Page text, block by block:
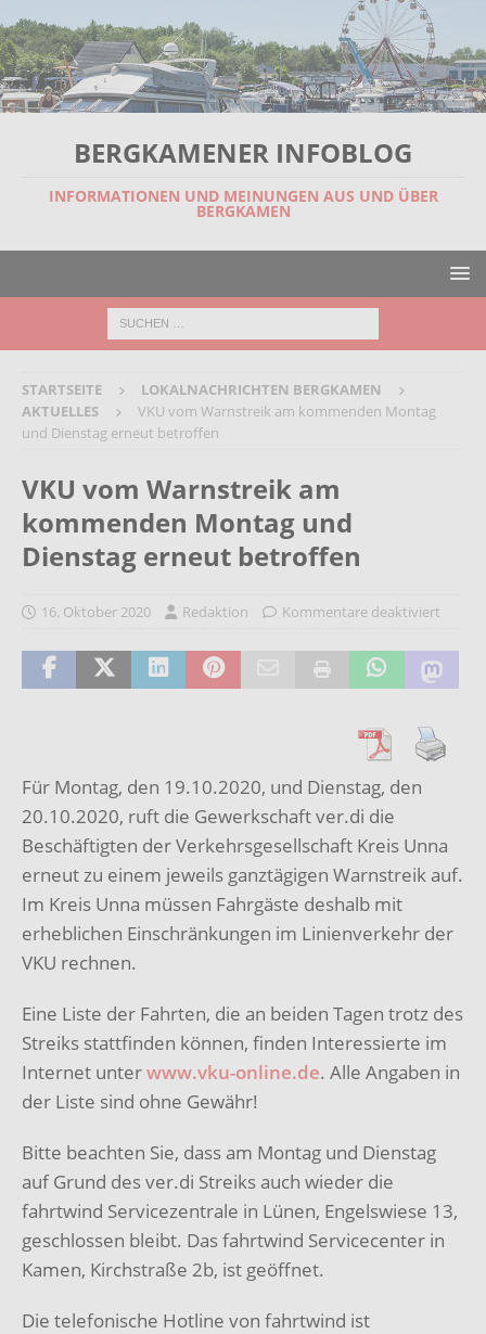
BERGKAMENER INFOBLOG
INFORMATIONEN UND MEINUNGEN AUS UND ÜBER
BERGKAMEN
STARTSEITE
LOKALNACHRICHTEN BERGKAMEN
AKTUELLES
VKU vom Warnstreik am kommenden Montag
und Dienstag erneut betroffen
VKU vom Warnstreik am
kommenden Montag und
Dienstag erneut betroffen
16. Oktober 2020 Redaktion Kommentare deaktiviert
Für Montag, den 19.10.2020, und Dienstag, den
20.10.2020, ruft die Gewerkschaft ver.di die
Beschäftigten der Verkehrsgesellschaft Kreis Unna
erneut zu einem jeweils ganztägigen Warnstreik auf.
Im Kreis Unna müssen Fahrgäste deshalb mit
erheblichen Einschränkungen im Linienverkehr der
VKU rechnen.
Eine Liste der Fahrten, die an beiden Tagen trotz des
Streiks stattfinden können, finden Interessierte im
Internet unterwww.vku-online.de. Alle Angaben in
der Liste sind ohne Gewähr!
Bitte beachten Sie, dass am Montag und Dienstag
auf Grund des ver.di Streiks auch wieder die
fahrtwind Servicezentrale in Lünen, Engelswiese 13,
geschlossen bleibt. Das fahrtwind Servicecenter in
Kamen, Kirchstraße 2b, ist geöffnet.
Die telefonische Hotline von fahrtwind ist